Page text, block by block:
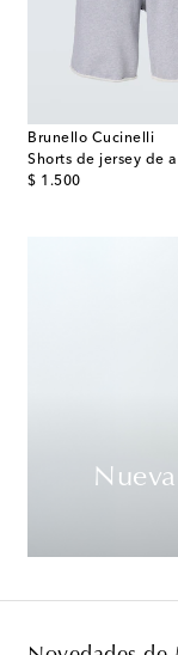
Brunello Cucinelli
Shorts de jersey de
$ 1.500
original price